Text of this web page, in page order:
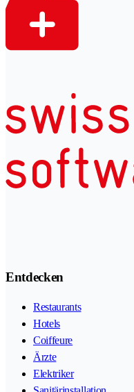
Entdecken
Restaurants
Hotels
Coiffeure
Ärzte
Elektriker